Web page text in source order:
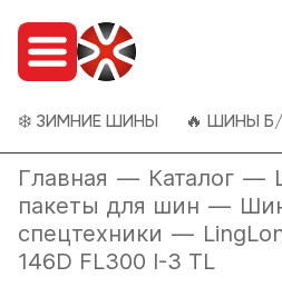
❄️ ЗИМНИЕ ШИНЫ 🔥 ШИНЫ
Главная — Каталог —
пакеты для шин —
спецтехники —
146D FL300 I-3 TL